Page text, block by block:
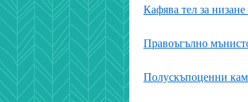
Кафява тел за
Правоъгълно
Полускъпоценни